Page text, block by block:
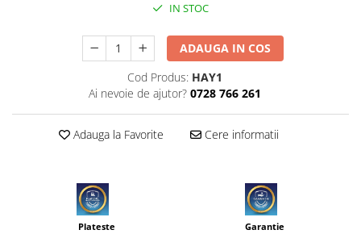
IN STOC
ADAUGA IN COS
Cod Produs: HAY1
Ai nevoie de ajutor? 0728 766 261
Adauga la Favorite Cere informatii
Plateste Garantie